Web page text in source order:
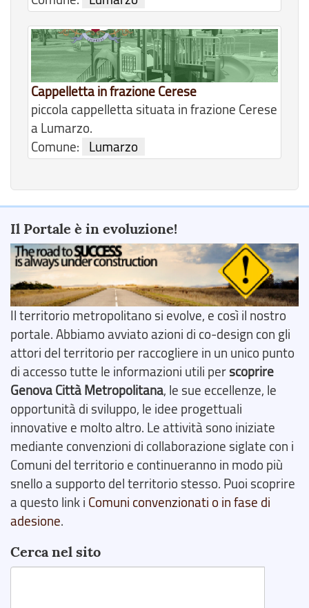
Cappelletta in frazione Cerese
piccola cappelletta situata in frazione Cerese
a Lumarzo.
Comune:
Lumarzo
Il Portale è in evoluzione!
Il territorio metropolitano si evolve, e così il nostro
portale. Abbiamo avviato azioni di co-design con gli
attori del territorio per raccogliere in un unico punto
di accesso tutte le informazioni utili perscoprire
Genova Città Metropolitana, le sue eccellenze, le
opportunità di sviluppo, le idee progettuali
innovative e molto altro. Le attività sono iniziate
mediante convenzioni di collaborazione siglate con i
Comuni del territorio e continueranno in modo più
snello a supporto del territorio stesso. Puoi scoprire
a questo link i Comuni convenzionati o in fase di
adesione.
Cerca nel sito